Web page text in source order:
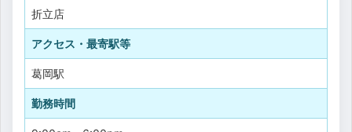
折立店
アクセス・最寄駅等
葛岡駅
勤務時間